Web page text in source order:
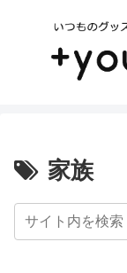
家族